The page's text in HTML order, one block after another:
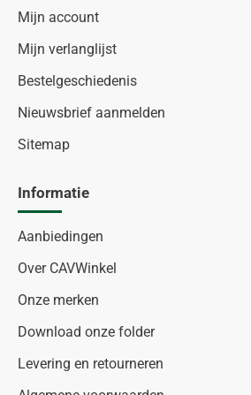
Mijn account
Mijn verlanglijst
Bestelgeschiedenis
Nieuwsbrief aanmelden
Sitemap
Informatie
Aanbiedingen
Over CAVWinkel
Onze merken
Download onze folder
Levering en retourneren